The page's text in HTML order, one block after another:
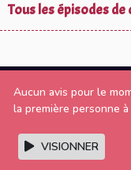
Tous les épisodes
Aucun avis pour le
la première personne
VISIONNER